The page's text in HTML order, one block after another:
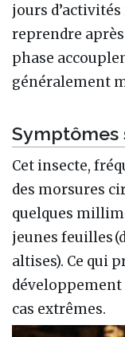
jours
reprendre
phase
généralement
Symptômes
Cet insecte,
des morsures
quelques
jeunes feuilles
altises). Ce qui
développement
cas extrêmes.